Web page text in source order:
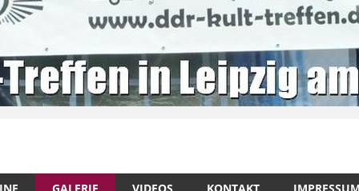
GALERIE VIDEOS KONTAKT